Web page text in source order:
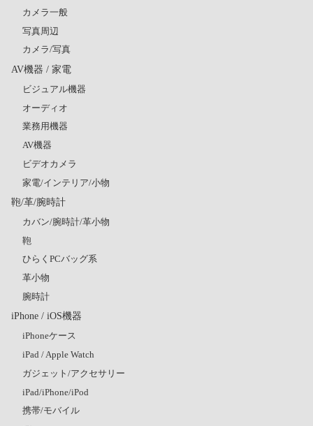
カメラ一般
写真周辺
カメラ/写真
AV機器 / 家電
ビジュアル機器
オーディオ
業務用機器
AV機器
ビデオカメラ
家電/インテリア/小物
鞄/革/腕時計
カバン/腕時計/革小物
鞄
ひらくPCバッグ系
革小物
腕時計
iPhone / iOS機器
iPhoneケース
iPad / Apple Watch
ガジェット/アクセサリー
iPad/iPhone/iPod
携帯/モバイル